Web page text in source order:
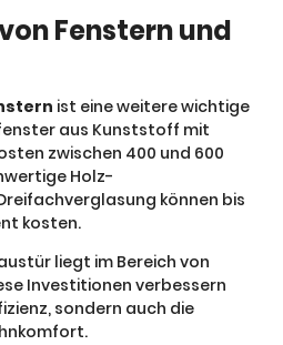
Fenstern und
ist eine weitere wichtige
aus Kunststoff mit
zwischen 400 und 600
Holz-
können bis
kosten.
liegt im Bereich von
Investitionen verbessern
sondern auch die